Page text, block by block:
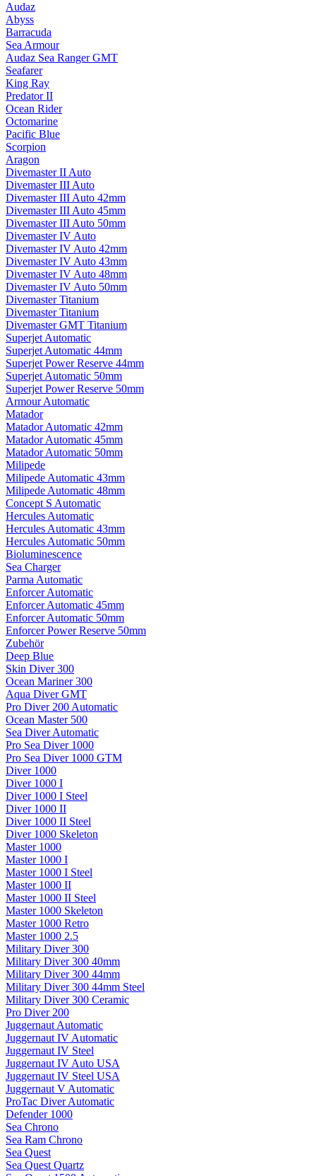
Audaz
Abyss
Barracuda
Sea Armour
Audaz Sea Ranger GMT
Seafarer
King Ray
Predator II
Ocean Rider
Octomarine
Pacific Blue
Scorpion
Aragon
Divemaster II Auto
Divemaster III Auto
Divemaster III Auto 42mm
Divemaster III Auto 45mm
Divemaster III Auto 50mm
Divemaster IV Auto
Divemaster IV Auto 42mm
Divemaster IV Auto 43mm
Divemaster IV Auto 48mm
Divemaster IV Auto 50mm
Divemaster Titanium
Divemaster Titanium
Divemaster GMT Titanium
Superjet Automatic
Superjet Automatic 44mm
Superjet Power Reserve 44mm
Superjet Automatic 50mm
Superjet Power Reserve 50mm
Armour Automatic
Matador
Matador Automatic 42mm
Matador Automatic 45mm
Matador Automatic 50mm
Milipede
Milipede Automatic 43mm
Milipede Automatic 48mm
Concept S Automatic
Hercules Automatic
Hercules Automatic 43mm
Hercules Automatic 50mm
Bioluminescence
Sea Charger
Parma Automatic
Enforcer Automatic
Enforcer Automatic 45mm
Enforcer Automatic 50mm
Enforcer Power Reserve 50mm
Zubehör
Deep Blue
Skin Diver 300
Ocean Mariner 300
Aqua Diver GMT
Pro Diver 200 Automatic
Ocean Master 500
Sea Diver Automatic
Pro Sea Diver 1000
Pro Sea Diver 1000 GTM
Diver 1000
Diver 1000 I
Diver 1000 I Steel
Diver 1000 II
Diver 1000 II Steel
Diver 1000 Skeleton
Master 1000
Master 1000 I
Master 1000 I Steel
Master 1000 II
Master 1000 II Steel
Master 1000 Skeleton
Master 1000 Retro
Master 1000 2.5
Military Diver 300
Military Diver 300 40mm
Military Diver 300 44mm
Military Diver 300 44mm Steel
Military Diver 300 Ceramic
Pro Diver 200
Juggernaut Automatic
Juggernaut IV Automatic
Juggernaut IV Steel
Juggernaut IV Auto USA
Juggernaut IV Steel USA
Juggernaut V Automatic
ProTac Diver Automatic
Defender 1000
Sea Chrono
Sea Ram Chrono
Sea Quest
Sea Quest Quartz